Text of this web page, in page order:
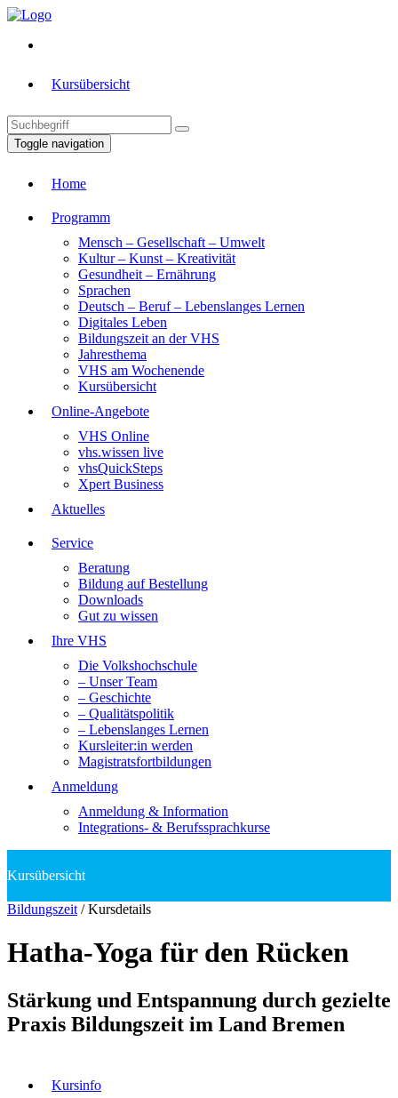
Kursübersicht
Toggle navigation
Home
Programm
Mensch – Gesellschaft – Umwelt
Kultur – Kunst – Kreativität
Gesundheit – Ernährung
Sprachen
Deutsch – Beruf – Lebenslanges Lernen
Digitales Leben
Bildungszeit an der VHS
Jahresthema
VHS am Wochenende
Kursübersicht
Online-Angebote
VHS Online
vhs.wissen live
vhsQuickSteps
Xpert Business
Aktuelles
Service
Beratung
Bildung auf Bestellung
Downloads
Gut zu wissen
Ihre VHS
Die Volkshochschule
– Unser Team
– Geschichte
– Qualitätspolitik
– Lebenslanges Lernen
Kursleiter:in werden
Magistratsfortbildungen
Anmeldung
Anmeldung & Information
Integrations- & Berufssprachkurse
Bildungszeit /Kursdetails
Hatha-Yoga für den Rücken
Stärkung und Entspannung durch gezielte
Praxis Bildungszeit im Land Bremen
Kursinfo